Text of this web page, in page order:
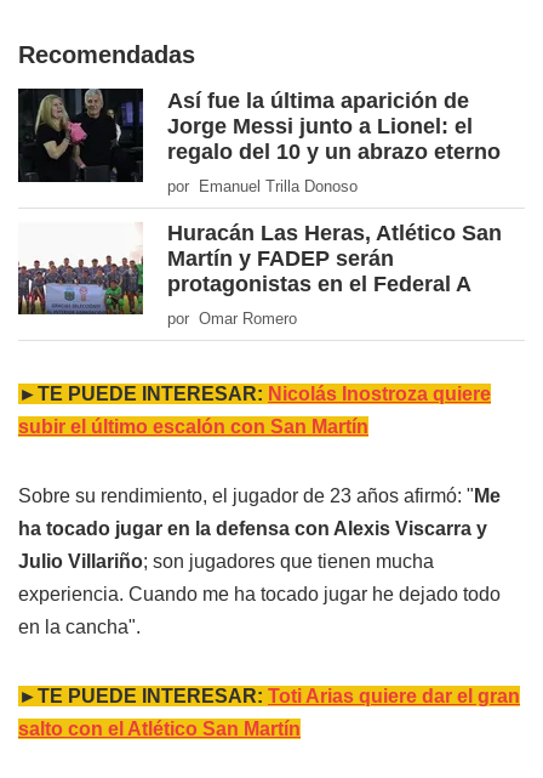
Recomendadas
Así fue la última aparición de
Jorge Messi junto a Lionel: el
regalo del 10 y un abrazo eterno
por Emanuel Trilla Donoso
Huracán Las Heras, Atlético San
Martín y FADEP serán
protagonistas en el Federal A
por Omar Romero
►TE PUEDE INTERESAR: Nicolás Inostroza quiere
subir el último escalón con San Martín
Sobre su rendimiento, el jugador de 23 años afirmó: " Me
ha tocado jugar en la defensa con Alexis Viscarra y
Julio Villariño; son jugadores que tienen mucha
experiencia. Cuando me ha tocado jugar he dejado todo
en la cancha".
►TE PUEDE INTERESAR: Toti Arias quiere dar el gran
salto con el Atlético San Martín